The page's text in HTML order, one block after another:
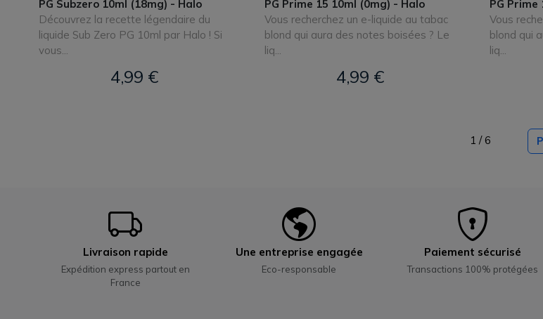
PG Subzero 10ml (18mg) - Halo
Découvrez la recette légendaire du
liquide Sub Zero PG 10ml par Halo ! Si
vous...
4,99 €
PG Prime 15 10ml (0mg) - Halo
Vous recherchez un e-liquide au tabac
blond qui aura des notes boisées ? Le
liq...
4,99 €
PG Prime
Vous
blond qui
liq...
1 / 6
Livraison rapide
Expédition express partout en
France
Une entreprise engagée
Eco-responsable
Paiement sécurisé
Transactions 100% protégées